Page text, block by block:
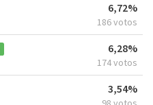
6,72%
186 votos
6,28%
174 votos
3,54%